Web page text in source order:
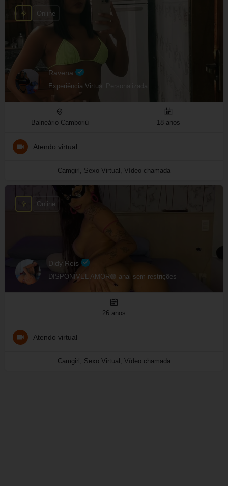
Ravena
Experiência Virtual Personalizada
Online
Balneário Camboriú 18 anos
Atendo virtual
Camgirl, Sexo Virtual, Vídeo chamada
Didy Reis
DISPONÍVEL AMOR🟢 anal sem restrições
Online
26 anos
Atendo virtual
Camgirl, Sexo Virtual, Vídeo chamada